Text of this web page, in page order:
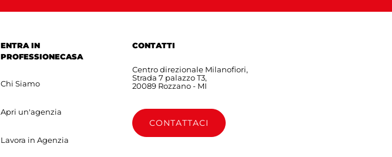
CONTATTI
Centro direzionale Milanofiori,
Strada 7 palazzo T3,
20089 Rozzano - MI
CONTATTACI
ENTRA IN
PROFESSIONECASA
Chi Siamo
Apri un'agenzia
Lavora in Agenzia